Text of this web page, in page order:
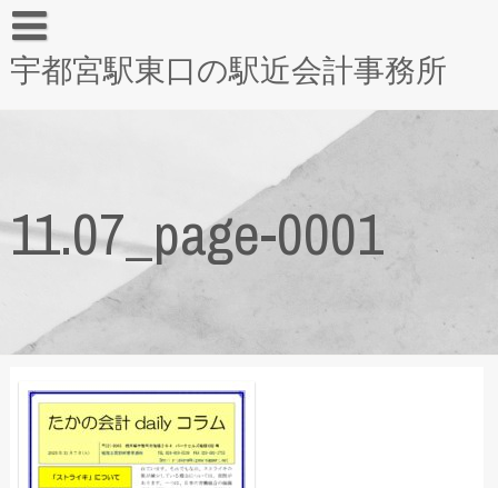
宇都宮駅東口の駅近会計事務所
11.07_page-0001